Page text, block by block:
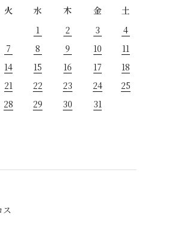
火 水 木 金
土
1
2 3
4
7 8 9 10
11
14 15 16 17
18
21 22 23 24
25
28 29 30
31
ス